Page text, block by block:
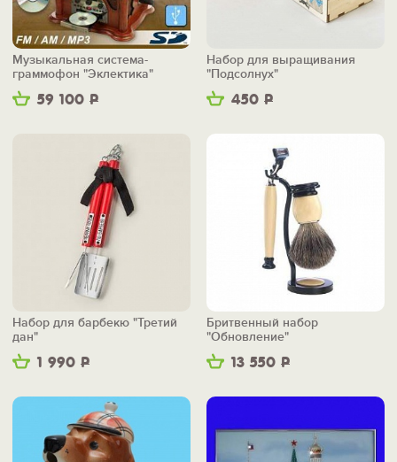
59 100 Р
Музыкальная система-
граммофон "Эклектика"
450 Р
Набор для выращивания
"Подсолнух"
1 990 Р
Набор для барбекю "Третий
дан"
13 550 Р
Бритвенный набор
"Обновление"